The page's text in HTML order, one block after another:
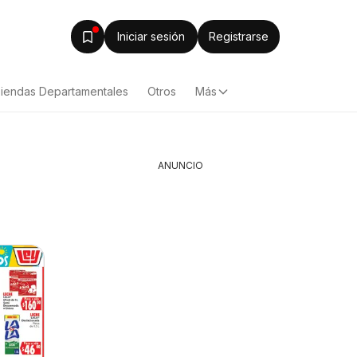
Iniciar sesión Registrarse
Departamentales Otros Más
ANUNCIO